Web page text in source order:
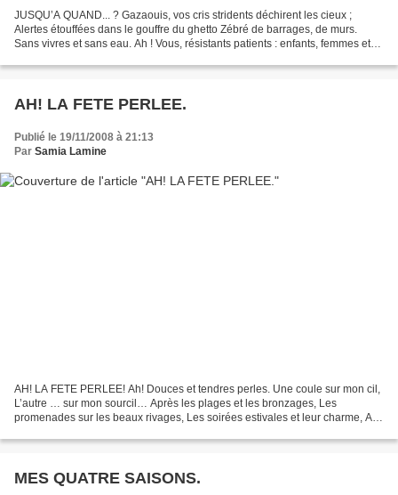
JUSQU’A QUAND... ? Gazaouis, vos cris stridents déchirent les cieux ;
Alertes étouffées dans le gouffre du ghetto Zébré de barrages, de murs.
Sans vivres et sans eau. Ah ! Vous, résistants patients : enfants, femmes et
AH! LA FETE PERLEE.
Publié le 19/11/2008 à 21:13
Par Samia Lamine
AH! LA FETE PERLEE! Ah! Douces et tendres perles. Une coule sur mon cil,
L’autre … sur mon sourcil… Après les plages et les bronzages, Les
promenades sur les beaux rivages, Les soirées estivales et leur charme, Ah !
MES QUATRE SAISONS.